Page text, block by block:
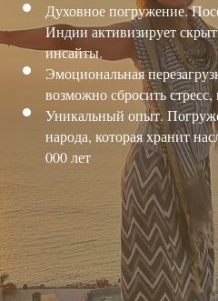
Духовное погружение.
Индии активизирует
инсайты.
Эмоциональная
возможно сбросить
Уникальный опыт.
народа, которая хранит
000 лет